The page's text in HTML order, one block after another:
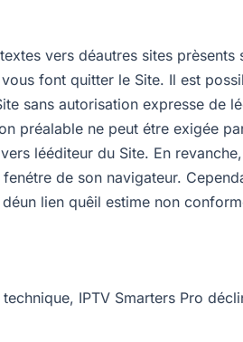
vers déautres sites prèsents
font quitter le Site. Il est
sans autorisation expresse de
préalable ne peut étre exigée
lééditeur du Site. En
de son navigateur.
lien quêil estime non
IPTV Smarters Pro